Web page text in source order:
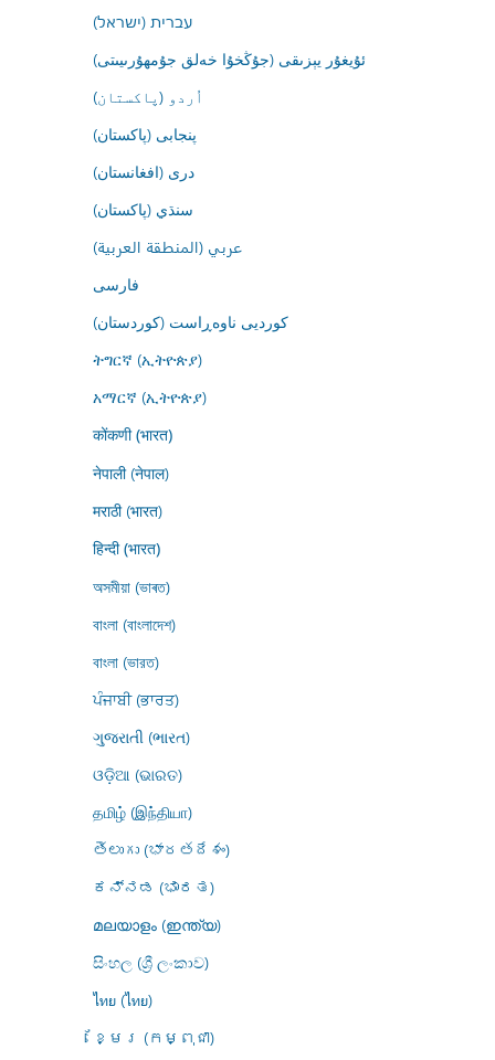
עברית (ישראל)
ئۇيغۇر يېزىقى (جۇڭخۇا خەلق جۇمھۇرىيىتى)
اُردو (پاکستان)
پنجابی (پاکستان)
درى (افغانستان)
سنڌي (پاکستان)
عربي (المنطقة العربية)
فارسى
کوردیی ناوەڕاست (کوردستان)
ትግርኛ (ኢትዮጵያ)
አማርኛ (ኢትዮጵያ)
कोंकणी (भारत)
नेपाली (नेपाल)
मराठी (भारत)
हिन्दी (भारत)
অসমীয়া (ভাৰত)
বাংলা (বাংলাদেশ)
বাংলা (ভারত)
ਪੰਜਾਬੀ (ਭਾਰਤ)
ગુજરાતી (ભારત)
ଓଡ଼ିଆ (ଭାରତ)
தமிழ் (இந்தியா)
తెలుగు (భారతదేశం)
ಕನ್ನಡ (ಭಾರತ)
മലയാളം (ഇന്ത്യ)
සිංහල (ශ්‍රී ලංකාව)
ไทย (ไทย)
ខ្មែរ (កម្ពុជា)